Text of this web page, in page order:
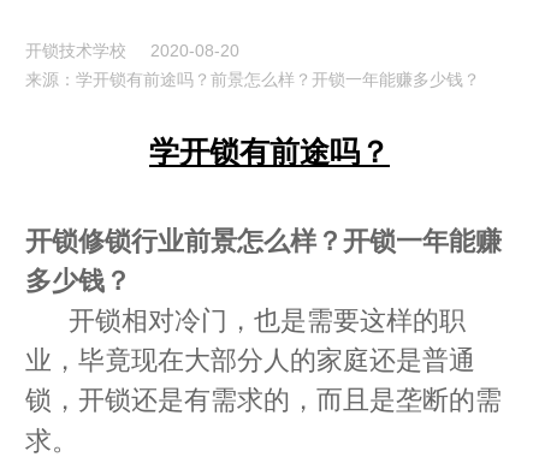
开锁技术学校
2020-08-20
来源：学开锁有前途吗？前景怎么样？开锁一年能赚多少钱？
学开锁有前途吗？
开锁修锁行业前景怎么样？开锁一年能赚
多少钱？
开锁相对冷门，也是需要这样的职
业，毕竟现在大部分人的家庭还是普通
锁，开锁还是有需求的，而且是垄断的需
求。